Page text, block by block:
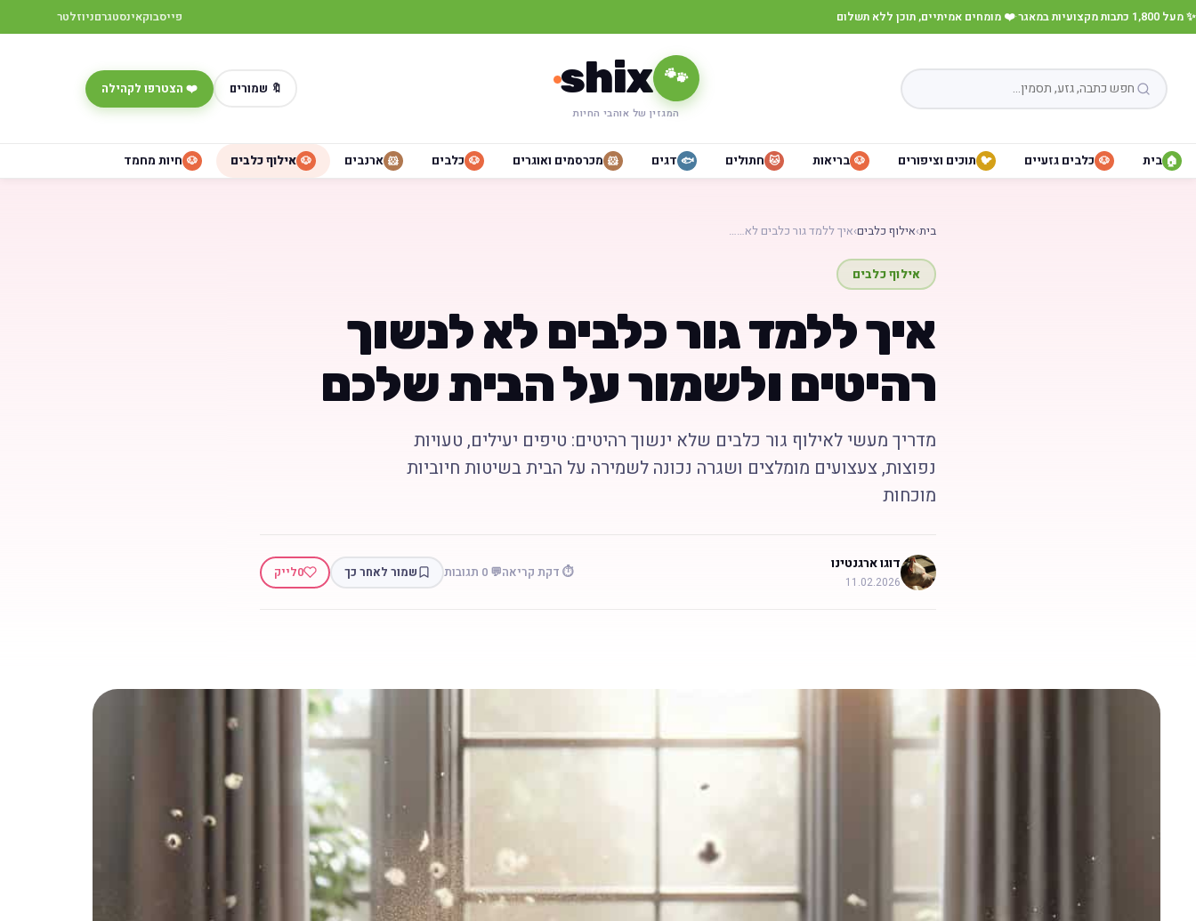
✨ מעל 1,800 כתבות מקצועיות במאגר ·❤️ מומחים אמיתיים, תוכן ללא תשלום פייסבוקאינסטגרםניוזלטר
🐾
shix
המגזין של אוהבי החיות
🔖 שמורים ❤️ הצטרפו לקהילה
🏠 בית 🐶 כלבים גזעיים 🐦 תוכים וציפורים 🐶 בריאות 🐱 חתולים 🐟 דגים 🐹 מכרסמים ואוגרים 🐶 כלבים 🐹 ארנבים 🐶 אילוף כלבים 🐶 חיות מחמד
בית›אילוף כלבים›איך ללמד גור כלבים לא……
אילוף כלבים
איך ללמד גור כלבים לא לנשוך
רהיטים ולשמור על הבית שלכם
מדריך מעשי לאילוף גור כלבים שלא ינשוך רהיטים: טיפים יעילים, טעויות
נפוצות, צעצועים מומלצים ושגרה נכונה לשמירה על הבית בשיטות חיוביות
מוכחות
דוגו ארגנטינו
11.02.2026
⏱️ דקת קריאה💬 0 תגובות שמור לאחר כך 0לייק